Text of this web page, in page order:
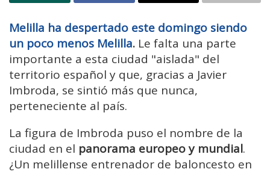
Melilla ha despertado este domingo siendo
un poco menos Melilla. Le falta una parte
importante a esta ciudad "aislada" del
territorio español y que, gracias a Javier
Imbroda, se sintió más que nunca,
perteneciente al país.
La figura de Imbroda puso el nombre de la
ciudad en el panorama europeo y mundial.
¿Un melillense entrenador de baloncesto en